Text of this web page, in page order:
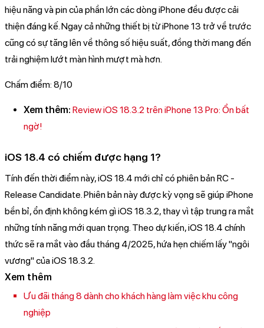
hiệu năng và pin của phần lớn các dòng iPhone đều được cải
thiện đáng kế. Ngay cả những thiết bị từ iPhone 13 trở về trước
cũng có sự tăng lên về thông số hiệu suất, đồng thời mang đến
trải nghiệm lướt màn hình mượt mà hơn.
Chấm điểm: 8/10
Xem thêm: Review iOS 18.3.2 trên iPhone 13 Pro: Ổn bất
ngờ!
iOS 18.4 có chiếm được hạng 1?
Tính đến thời điểm này, iOS 18.4 mới chỉ có phiên bản RC -
Release Candidate. Phiên bản này được kỳ vọng sẽ giúp iPhone
bền bỉ, ổn định không kém gì iOS 18.3.2, thay vì tập trung ra mắt
những tính năng mới quan trọng. Theo dự kiến, iOS 18.4 chính
thức sẽ ra mắt vào đầu tháng 4/2025, hứa hẹn chiếm lấy "ngôi
vương" của iOS 18.3.2.
Xem thêm
Ưu đãi tháng 8 dành cho khách hàng làm việc khu công
nghiệp